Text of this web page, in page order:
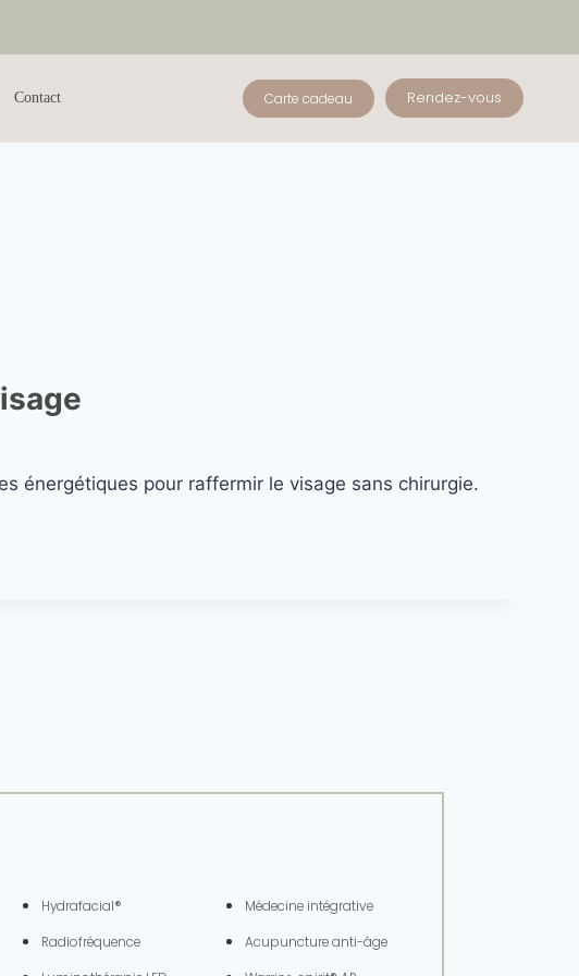
Contact Carte cadeau Rendez-vous
énergétiques pour raffermir le visage sans chirurgie.
Hydrafacial®
Radiofréquence​
Médecine intégrative
Acupuncture anti-âge